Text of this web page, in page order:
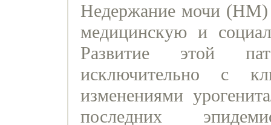
Недержание мочи (НМ)
медицинскую и
Развитие этой
исключительно с
изменениями
последних